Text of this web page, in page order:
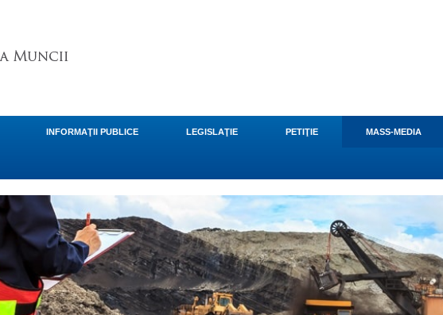
INFORMAŢII PUBLICE LEGISLAŢIE PETIŢIE MASS-MEDIA